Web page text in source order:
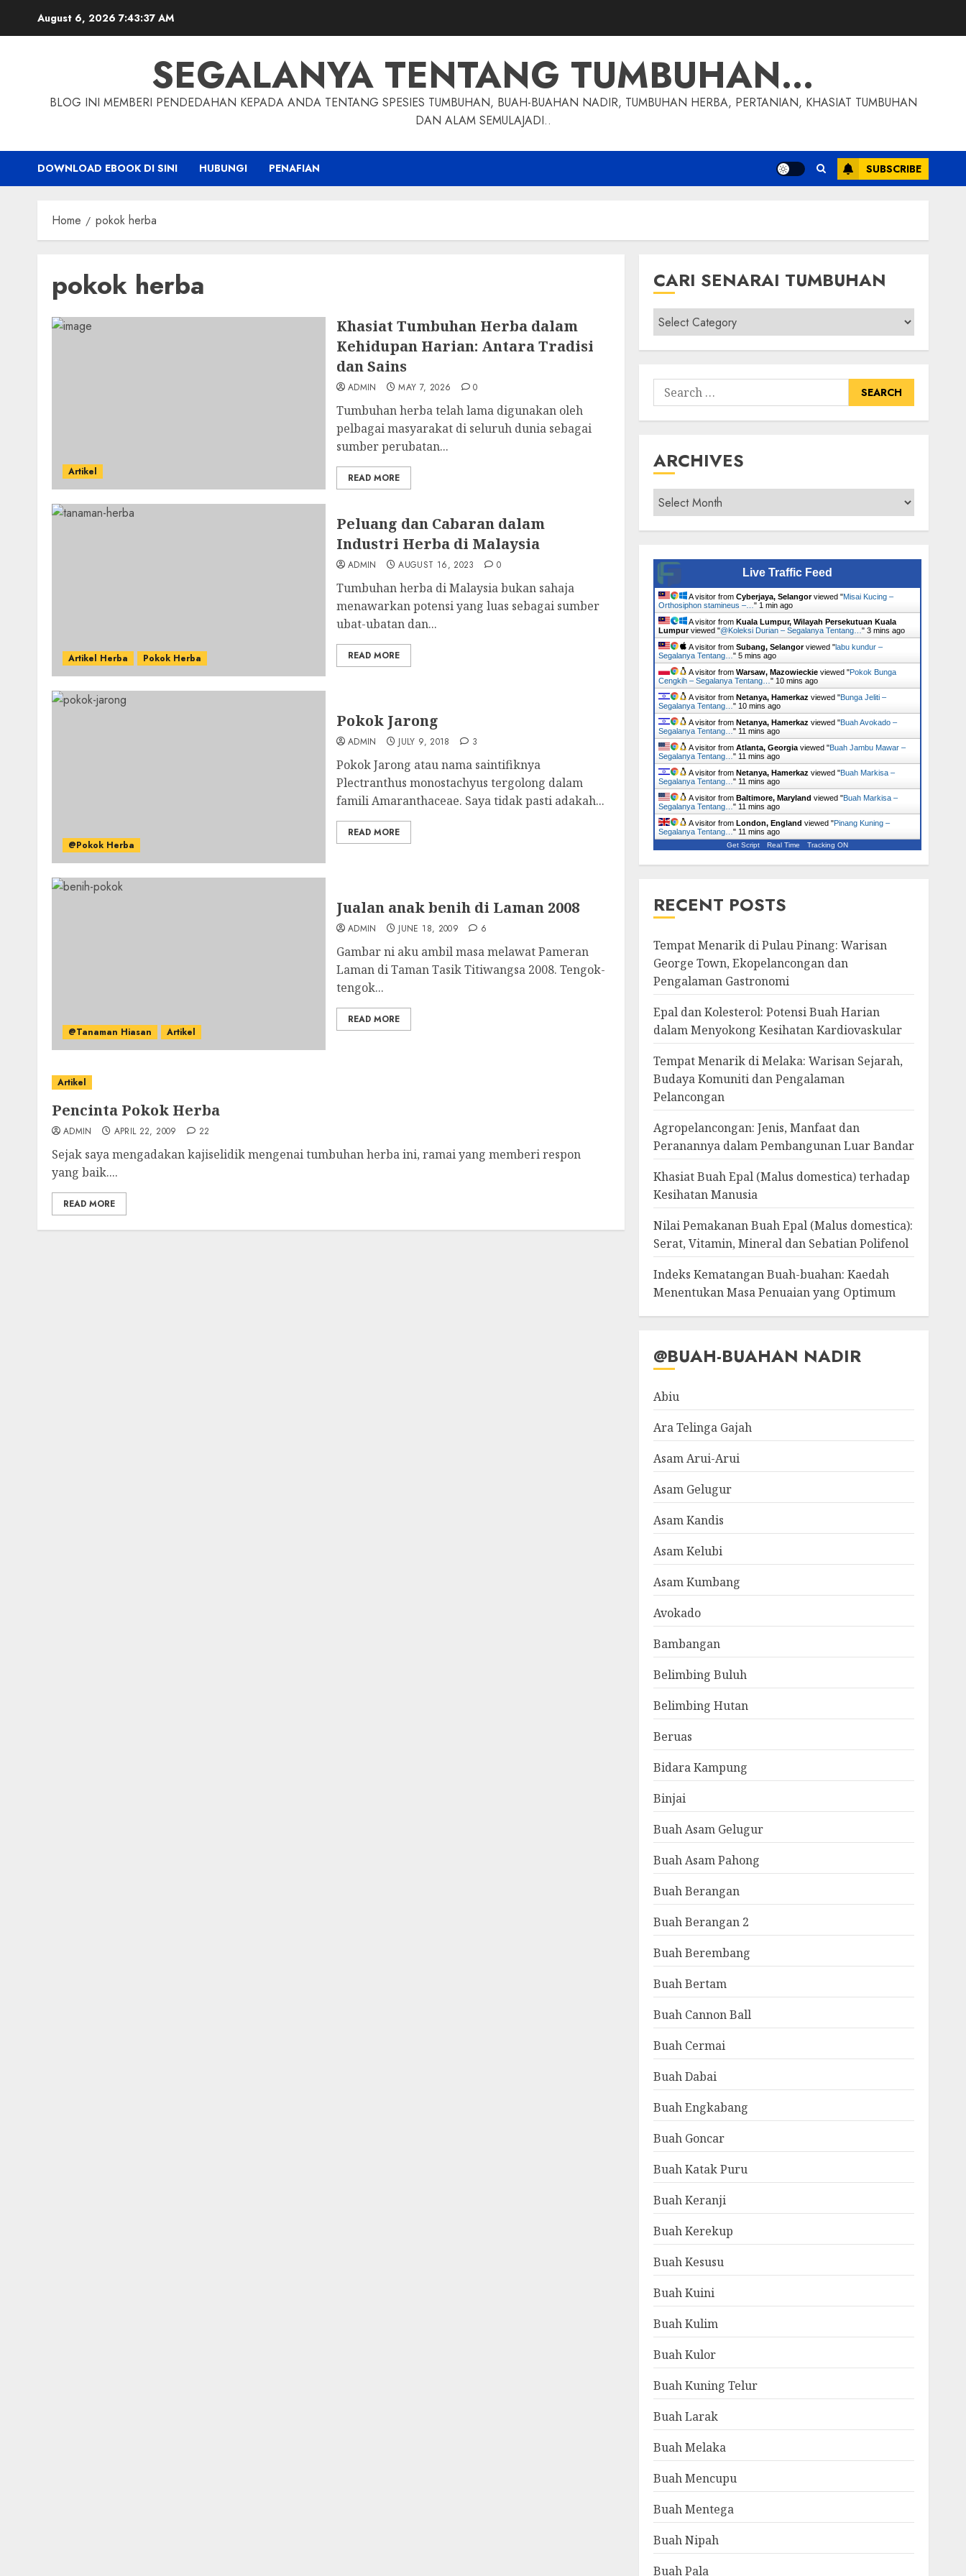
August 6, 2026 7:43:38 AM
SEGALANYA TENTANG TUMBUHAN…
BLOG INI MEMBERI PENDEDAHAN KEPADA ANDA TENTANG SPESIES TUMBUHAN, BUAH-BUAHAN NADIR, TUMBUHAN HERBA, PERTANIAN, KHASIAT TUMBUHAN
DAN ALAM SEMULAJADI..
DOWNLOAD EBOOK DI SINI HUBUNGI PENAFIAN SUBSCRIBE
Home pokok herba
pokok herba
Artikel
Khasiat Tumbuhan Herba dalam
Kehidupan Harian: Antara Tradisi
dan Sains
ADMIN MAY 7, 2026 0
Tumbuhan herba telah lama digunakan oleh
pelbagai masyarakat di seluruh dunia sebagai
sumber perubatan...
READ MORE
Artikel Herba Pokok Herba
Peluang dan Cabaran dalam
Industri Herba di Malaysia
ADMIN AUGUST 16, 2023 0
Tumbuhan herba di Malaysia bukan sahaja
menawarkan potensi yang luas sebagai sumber
ubat-ubatan dan...
READ MORE
@Pokok Herba
Pokok Jarong
ADMIN JULY 9, 2018 3
Pokok Jarong atau nama saintifiknya
Plectranthus monostachyus tergolong dalam
famili Amaranthaceae. Saya tidak pasti adakah...
READ MORE
@Tanaman Hiasan Artikel
Jualan anak benih di Laman 2008
ADMIN JUNE 18, 2009 6
Gambar ni aku ambil masa melawat Pameran
Laman di Taman Tasik Titiwangsa 2008. Tengok-
tengok...
READ MORE
Artikel
Pencinta Pokok Herba
ADMIN APRIL 22, 2009 22
Sejak saya mengadakan kajiselidik mengenai tumbuhan herba ini, ramai yang memberi respon
yang baik....
READ MORE
CARI SENARAI TUMBUHAN
Cari
Senarai
Tumbuhan
Search
for:
ARCHIVES
Archives
Live Traffic Feed
A visitor from Cyberjaya, Selangorviewed "Misai Kucing –
Orthosiphon stamineus –… " 1 min ago
A visitor from Kuala Lumpur, Wilayah Persekutuan Kuala
Lumpurviewed "@Koleksi Durian – Segalanya Tentang… " 3 mins ago
A visitor from Subang, Selangorviewed "labu kundur –
Segalanya Tentang… " 5 mins ago
A visitor from Warsaw, Mazowieckieviewed "Pokok Bunga
Cengkih – Segalanya Tentang… " 10 mins ago
A visitor from Netanya, Hamerkaz viewed "Bunga Jeliti –
Segalanya Tentang… " 10 mins ago
A visitor from Netanya, Hamerkaz viewed "Buah Avokado –
Segalanya Tentang… " 11 mins ago
A visitor from Atlanta, Georgiaviewed "Buah Jambu Mawar –
Segalanya Tentang… " 11 mins ago
A visitor from Netanya, Hamerkaz viewed "Buah Markisa –
Segalanya Tentang… " 11 mins ago
A visitor from Baltimore, Maryland viewed "Buah Markisa –
Segalanya Tentang… " 11 mins ago
A visitor from London, England viewed "Pinang Kuning –
Segalanya Tentang… " 11 mins ago
Get Script Real Time Tracking ON
RECENT POSTS
Tempat Menarik di Pulau Pinang: Warisan
George Town, Ekopelancongan dan
Pengalaman Gastronomi
Epal dan Kolesterol: Potensi Buah Harian
dalam Menyokong Kesihatan Kardiovaskular
Tempat Menarik di Melaka: Warisan Sejarah,
Budaya Komuniti dan Pengalaman
Pelancongan
Agropelancongan: Jenis, Manfaat dan
Peranannya dalam Pembangunan Luar Bandar
Khasiat Buah Epal (Malus domestica) terhadap
Kesihatan Manusia
Nilai Pemakanan Buah Epal (Malus domestica):
Serat, Vitamin, Mineral dan Sebatian Polifenol
Indeks Kematangan Buah-buahan: Kaedah
Menentukan Masa Penuaian yang Optimum
@BUAH-BUAHAN NADIR
Abiu
Ara Telinga Gajah
Asam Arui-Arui
Asam Gelugur
Asam Kandis
Asam Kelubi
Asam Kumbang
Avokado
Bambangan
Belimbing Buluh
Belimbing Hutan
Beruas
Bidara Kampung
Binjai
Buah Asam Gelugur
Buah Asam Pahong
Buah Berangan
Buah Berangan 2
Buah Berembang
Buah Bertam
Buah Cannon Ball
Buah Cermai
Buah Dabai
Buah Engkabang
Buah Goncar
Buah Katak Puru
Buah Keranji
Buah Kerekup
Buah Kesusu
Buah Kuini
Buah Kulim
Buah Kulor
Buah Kuning Telur
Buah Larak
Buah Melaka
Buah Mencupu
Buah Mentega
Buah Nipah
Buah Pala